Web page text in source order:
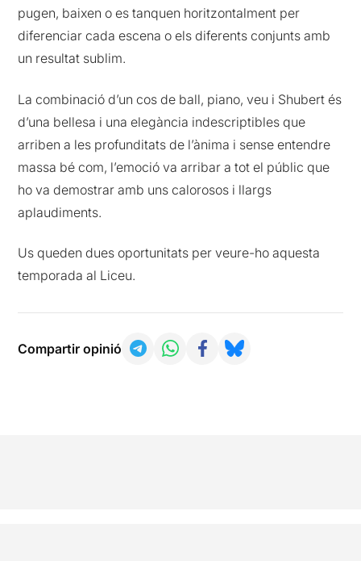
pugen, baixen o es tanquen horitzontalment per
diferenciar cada escena o els diferents conjunts amb
un resultat sublim.
La combinació d’un cos de ball, piano, veu i Shubert és
d’una bellesa i una elegància indescriptibles que
arriben a les profunditats de l’ànima i sense entendre
massa bé com, l’emoció va arribar a tot el públic que
ho va demostrar amb uns calorosos i llargs
aplaudiments.
Us queden dues oportunitats per veure-ho aquesta
temporada al Liceu.
Compartir opinió